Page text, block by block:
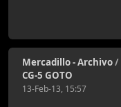
Mercadillo - Archivo/
CG-5 GOTO
13-Feb-13, 15:57